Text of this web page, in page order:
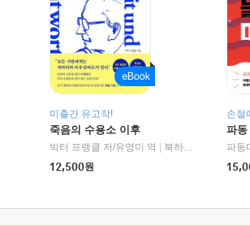
미출간 유고작!
죽음의 수용소 이후
빅터 프랭클 저/유영미 역
북하우스
12,500원
손절
파동
파동